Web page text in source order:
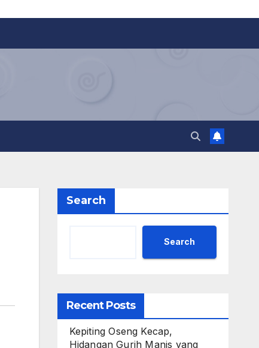
Search
Search
Recent Posts
Kepiting Oseng Kecap,
Hidangan Gurih Manis yang